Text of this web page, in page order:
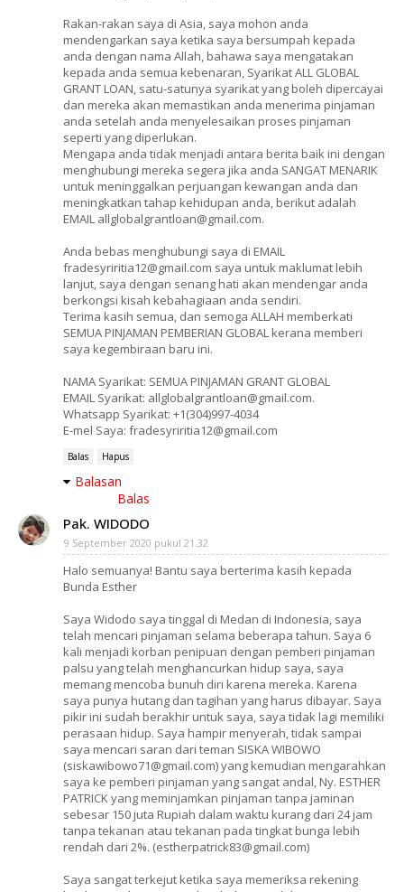
Rakan-rakan saya di Asia, saya mohon anda
mendengarkan saya ketika saya bersumpah kepada
anda dengan nama Allah, bahawa saya mengatakan
kepada anda semua kebenaran, Syarikat ALL GLOBAL
GRANT LOAN, satu-satunya syarikat yang boleh dipercayai
dan mereka akan memastikan anda menerima pinjaman
anda setelah anda menyelesaikan proses pinjaman
seperti yang diperlukan.
Mengapa anda tidak menjadi antara berita baik ini dengan
menghubungi mereka segera jika anda SANGAT MENARIK
untuk meninggalkan perjuangan kewangan anda dan
meningkatkan tahap kehidupan anda, berikut adalah
EMAIL allglobalgrantloan@gmail.com.
Anda bebas menghubungi saya di EMAIL
fradesyriritia12@gmail.com saya untuk maklumat lebih
lanjut, saya dengan senang hati akan mendengar anda
berkongsi kisah kebahagiaan anda sendiri.
Terima kasih semua, dan semoga ALLAH memberkati
SEMUA PINJAMAN PEMBERIAN GLOBAL kerana memberi
saya kegembiraan baru ini.
NAMA Syarikat: SEMUA PINJAMAN GRANT GLOBAL
EMAIL Syarikat: allglobalgrantloan@gmail.com.
Whatsapp Syarikat: +1(304)997-4034
E-mel Saya: fradesyriritia12@gmail.com
Balas Hapus
Balasan
Balas
Pak. WIDODO
9 September 2020 pukul 21.32
Halo semuanya! Bantu saya berterima kasih kepada
Bunda Esther
Saya Widodo saya tinggal di Medan di Indonesia, saya
telah mencari pinjaman selama beberapa tahun. Saya 6
kali menjadi korban penipuan dengan pemberi pinjaman
palsu yang telah menghancurkan hidup saya, saya
memang mencoba bunuh diri karena mereka. Karena
saya punya hutang dan tagihan yang harus dibayar. Saya
pikir ini sudah berakhir untuk saya, saya tidak lagi memiliki
perasaan hidup. Saya hampir menyerah, tidak sampai
saya mencari saran dari teman SISKA WIBOWO
(siskawibowo71@gmail.com) yang kemudian mengarahkan
saya ke pemberi pinjaman yang sangat andal, Ny. ESTHER
PATRICK yang meminjamkan pinjaman tanpa jaminan
sebesar 150 juta Rupiah dalam waktu kurang dari 24 jam
tanpa tekanan atau tekanan pada tingkat bunga lebih
rendah dari 2%. (estherpatrick83@gmail.com)
Saya sangat terkejut ketika saya memeriksa rekening